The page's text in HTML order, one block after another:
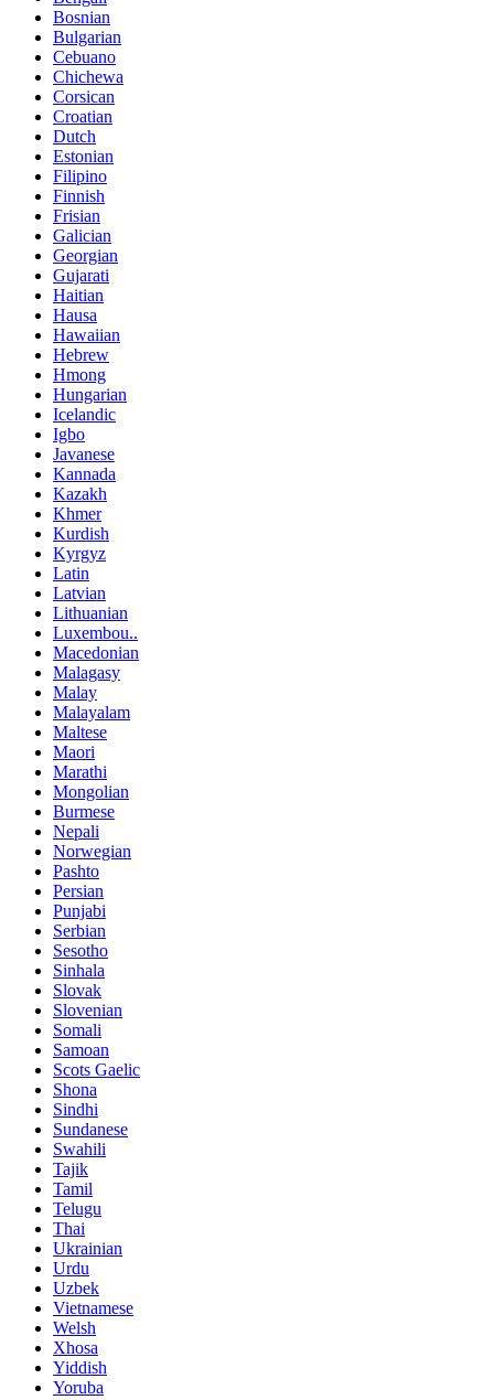
Bosnian
Bulgarian
Cebuano
Chichewa
Corsican
Croatian
Dutch
Estonian
Filipino
Finnish
Frisian
Galician
Georgian
Gujarati
Haitian
Hausa
Hawaiian
Hebrew
Hmong
Hungarian
Icelandic
Igbo
Javanese
Kannada
Kazakh
Khmer
Kurdish
Kyrgyz
Latin
Latvian
Lithuanian
Luxembou..
Macedonian
Malagasy
Malay
Malayalam
Maltese
Maori
Marathi
Mongolian
Burmese
Nepali
Norwegian
Pashto
Persian
Punjabi
Serbian
Sesotho
Sinhala
Slovak
Slovenian
Somali
Samoan
Scots Gaelic
Shona
Sindhi
Sundanese
Swahili
Tajik
Tamil
Telugu
Thai
Ukrainian
Urdu
Uzbek
Vietnamese
Welsh
Xhosa
Yiddish
Yoruba